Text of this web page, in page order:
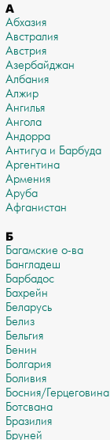
А
Абхазия
Австралия
Австрия
Азербайджан
Албания
Алжир
Ангилья
Ангола
Андорра
Антигуа и Барбуда
Аргентина
Армения
Аруба
Афганистан
Б
Багамские о-ва
Бангладеш
Барбадос
Бахрейн
Беларусь
Белиз
Бельгия
Бенин
Болгария
Боливия
Босния/Герцеговина
Ботсвана
Бразилия
Бруней